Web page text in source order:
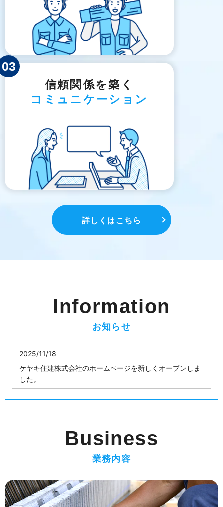
03
信頼関係を築く
コミュニケーション
詳しくはこちら
Information
お知らせ
2025/11/18
ケヤキ住建株式会社のホームページを新しくオープンしま
した。
Business
業務内容